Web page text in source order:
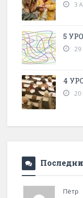
3
5
4
Пётр